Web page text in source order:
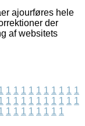
ajourføres hele
der
af websitets
1 1 1 1 1 1 1 1 1 1
1 1 1 1 1 1 1 1 1 1
1 1 1 1 1 1 1 1